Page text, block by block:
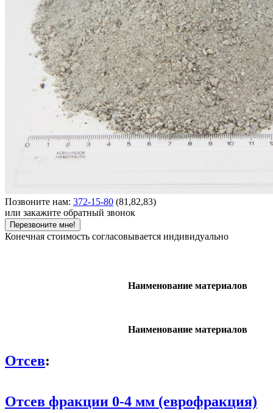
Позвоните нам: 372-15-80 (81,82,83)
или закажите обратный звонок
Перезвоните мне!
Конечная стоимость согласовывается индивидуально
Наименование материалов
Наименование материалов
Отсев:
Отсев фракции 0-4 мм (еврофракция)